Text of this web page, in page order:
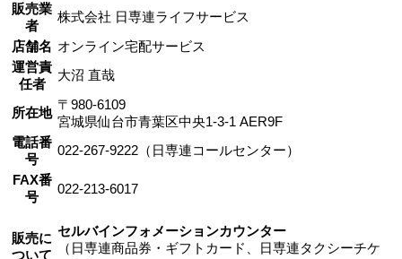
販売業
者
株式会社 日専連ライフサービス
店舗名 オンライン宅配サービス
運営責
任者
大沼 直哉
所在地
〒980-6109
宮城県仙台市青葉区中央1-3-1 AER9F
電話番
号
022-267-9222（日専連コールセンター）
FAX番
号
022-213-6017
販売に
ついて
セルバインフォメーションカウンター
（日専連商品券・ギフトカード、日専連タクシーチケ